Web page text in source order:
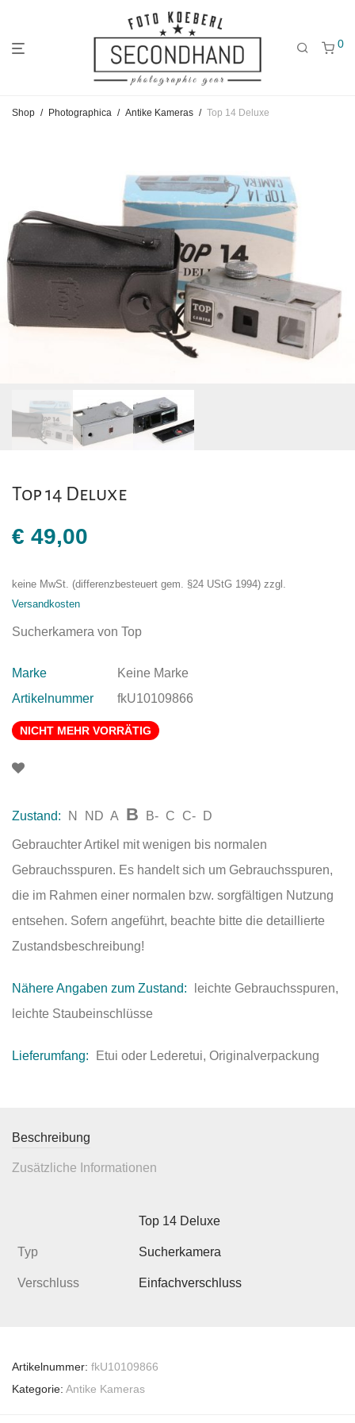
Hauptmenü
den
Kategorien
den
Filtern
0
Shop / Photographica / Antike Kameras / Top 14 Deluxe
Top 14 Deluxe
€ 49,00
keine MwSt. (differenzbesteuert gem. §24 UStG 1994) zzgl.
Versandkosten
Sucherkamera von Top
Marke
Keine Marke
Artikelnummer
fkU10109866
NICHT MEHR VORRÄTIG
Zustand: N ND A B B- C C- D
Gebrauchter Artikel mit wenigen bis normalen
Gebrauchsspuren. Es handelt sich um Gebrauchsspuren,
die im Rahmen einer normalen bzw. sorgfältigen Nutzung
entsehen. Sofern angeführt, beachte bitte die detaillierte
Zustandsbeschreibung!
Nähere Angaben zum Zustand:
leichte Gebrauchsspuren,
leichte Staubeinschlüsse
Lieferumfang: Etui oder Lederetui, Originalverpackung
Beschreibung
Zusätzliche Informationen
Top 14 Deluxe
Typ Sucherkamera
Verschluss Einfachverschluss
Artikelnummer: fkU10109866
Kategorie: Antike Kameras